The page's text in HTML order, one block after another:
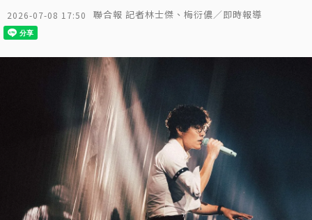
2026-07-08 17:50 聯合報 記者林士傑、梅衍儂／即時報導